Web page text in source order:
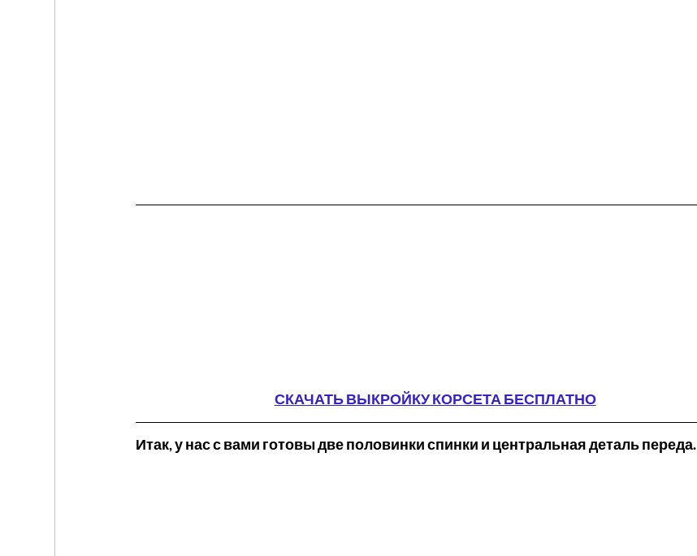
СКАЧАТЬ ВЫКРОЙКУ КОРСЕТА БЕСПЛАТНО
Итак, у нас с вами готовы две половинки спинки и центральная деталь переда.